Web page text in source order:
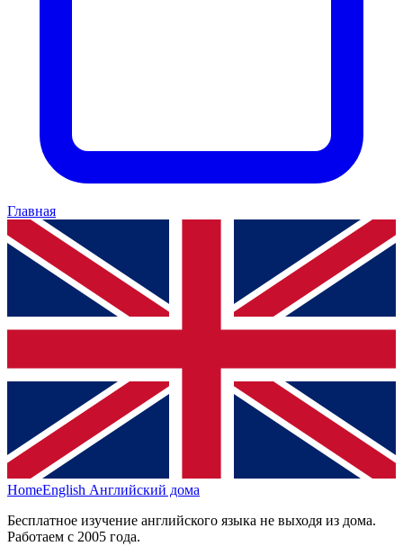
Главная
HomeEnglish Английский дома
Бесплатное изучение английского языка не выходя из дома.
Работаем с 2005 года.